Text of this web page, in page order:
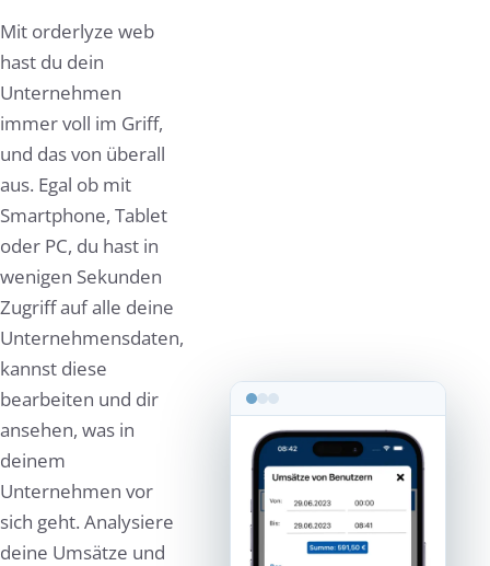
Mit orderlyze web
hast du dein
Unternehmen
immer voll im Griff,
und das von überall
aus. Egal ob mit
Smartphone, Tablet
oder PC, du hast in
wenigen Sekunden
Zugriff auf alle deine
Unternehmensdaten,
kannst diese
bearbeiten und dir
ansehen, was in
deinem
Unternehmen vor
sich geht. Analysiere
deine Umsätze und